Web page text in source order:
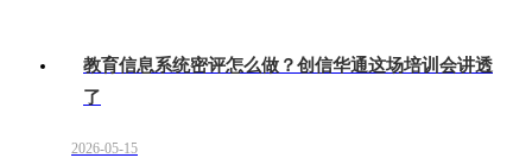
教育信息系统密评怎么做？创信华通这场培训会讲透
了
2026-05-15